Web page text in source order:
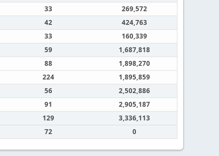
33
269,572
42
424,763
33
160,339
59
1,687,818
88
1,898,270
224
1,895,859
56
2,502,886
91
2,905,187
129
3,336,113
72
0